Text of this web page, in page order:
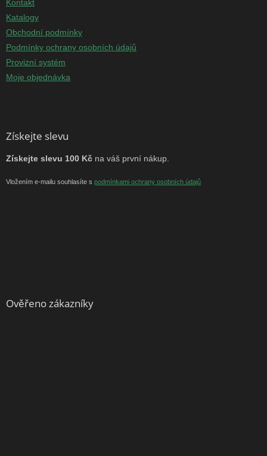
Kontakt
Katalogy
Obchodní podmínky
Podmínky ochrany osobních údajů
Provizní systém
Moje objednávka
Získejte slevu
Získejte slevu 100 Kč na váš první nákup.
Vložením e-mailu souhlasíte s podmínkami ochrany osobních údajů
Ověřeno zákazníky